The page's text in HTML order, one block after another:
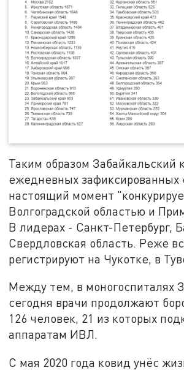
Таким образом Забайкальский
ежедневных зафиксированных
настоящий момент
Волгоградской областью и
В лидерах - Санкт-Петербург,
Свердловская область. Реже
регистрируют на Чукотке, в
Между тем, в моногоспиталях
сегодня врачи продолжают
126 человек, 21 из которых
аппаратам ИВЛ.
С мая 2020 года ковид унёс